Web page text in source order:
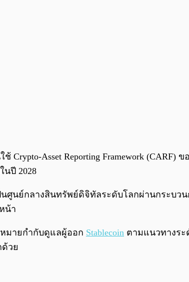
Crypto-Asset Reporting Framework
ปี 2028
นศูนย์กลางสินทรัพย์ดิจิทัลระดับโลกผ่านกระ
น้า
มายกำกับดูแลผู้ออก Stablecoin ตามแนวทางระ
ด้วย